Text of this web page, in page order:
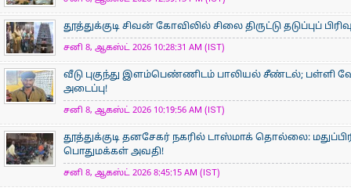
தூத்துக்குடி சிவன் கோவிலில் சிலை திருட்டு தடுப்புப்
சனி 8, ஆகஸ்ட் 2026 10:28:31 AM (IST)
வீடு புகுந்து இளம்பெண்ணிடம் பாலியல் சீண்டல்; பள்ளி
அடைப்பு!
சனி 8, ஆகஸ்ட் 2026 10:19:56 AM (IST)
தூத்துக்குடி தனசேகர் நகரில் டாஸ்மாக் தொல்லை:
பொதுமக்கள் அவதி!
சனி 8, ஆகஸ்ட் 2026 8:45:15 AM (IST)